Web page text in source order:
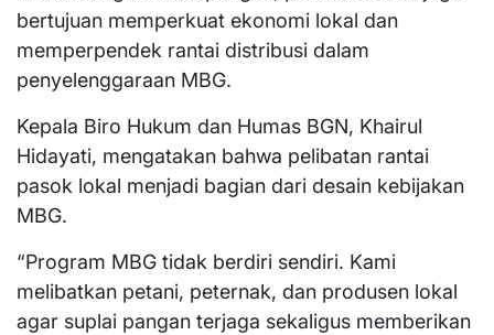
bertujuan memperkuat ekonomi lokal dan
memperpendek rantai distribusi dalam
penyelenggaraan MBG.
Kepala Biro Hukum dan Humas BGN, Khairul
Hidayati, mengatakan bahwa pelibatan rantai
pasok lokal menjadi bagian dari desain kebijakan
MBG.
“Program MBG tidak berdiri sendiri. Kami
melibatkan petani, peternak, dan produsen lokal
agar suplai pangan terjaga sekaligus memberikan